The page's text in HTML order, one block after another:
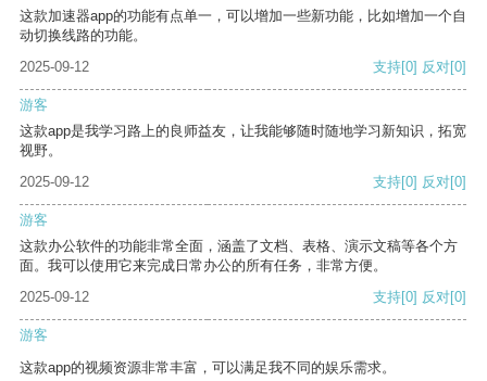
这款加速器app的功能有点单一，可以增加一些新功能，比如增加一个自
动切换线路的功能。
2025-09-12
支持[0] 反对[0]
游客
这款app是我学习路上的良师益友，让我能够随时随地学习新知识，拓宽
视野。
2025-09-12
支持[0] 反对[0]
游客
这款办公软件的功能非常全面，涵盖了文档、表格、演示文稿等各个方
面。我可以使用它来完成日常办公的所有任务，非常方便。
2025-09-12
支持[0] 反对[0]
游客
这款app的视频资源非常丰富，可以满足我不同的娱乐需求。